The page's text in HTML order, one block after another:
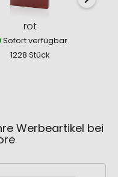
rot
Sofort verfügbar
1228 Stück
Werbeartikel bei